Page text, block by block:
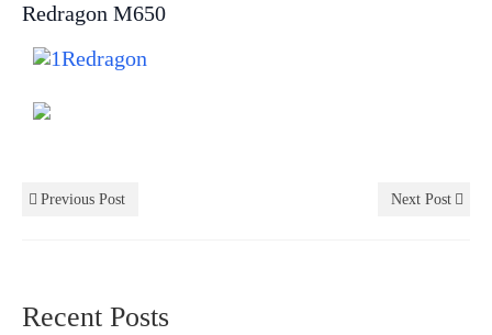
Redragon M650
Previous Post Next Post
Recent Posts